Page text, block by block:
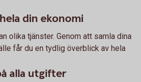
din ekonomi
olika tjänster. Genom att samla dina
får du en tydlig överblick av hela
alla utgifter